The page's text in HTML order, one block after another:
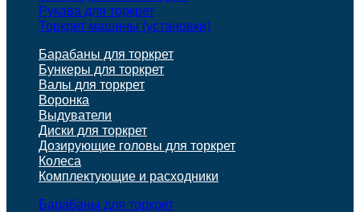
Рукава для торкрет
Торкрет машины (установки)
Барабаны для торкрет
Бункеры для торкрет
Валы для торкрет
Воронка
Выдуватели
Диски для торкрет
Дозирующие головы для торкрет
Колеса
Комплектующие и расходники
Барабаны для торкрет